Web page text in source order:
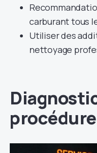
carburant tous
Utiliser des
nettoyage
procédure